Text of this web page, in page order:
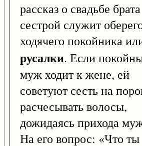
рассказ о свадьбе
сестрой служит
ходячего покойника
русалки. Если
муж ходит к жене, ей
советуют сесть на
расчесывать волосы,
дожидаясь прихода
На его вопрос: «Что ты